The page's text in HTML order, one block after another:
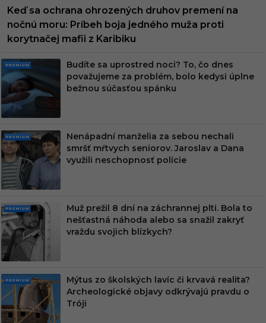
Keď sa ochrana ohrozených druhov premení na
nočnú moru: Príbeh boja jedného muža proti
korytnačej mafii z Karibiku
PRE
MIU
M
Budíte sa uprostred noci? To, čo dnes
považujeme za problém, bolo kedysi úplne
bežnou súčasťou spánku
PRE
MIU
M
Nenápadní manželia za sebou nechali
smršť mŕtvych seniorov. Jaroslav a Dana
využili neschopnosť polície
PRE
MIU
M
Muž prežil 8 dní na záchrannej plti. Bola to
nešťastná náhoda alebo sa snažil zakryť
vraždu svojich blízkych?
PRE
MIU
M
Mýtus zo školských lavíc či krvavá realita?
Archeologické objavy odkrývajú pravdu o
Tróji